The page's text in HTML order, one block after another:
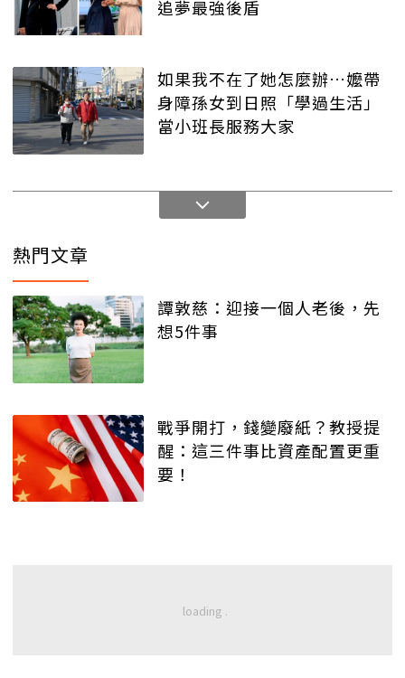
追夢最強後盾
如果我不在了她怎麼辦…嬤帶
身障孫女到日照「學過生活」
當小班長服務大家
熱門文章
譚敦慈：迎接一個人老後，先
想5件事
戰爭開打，錢變廢紙？教授提
醒：這三件事比資產配置更重
要！